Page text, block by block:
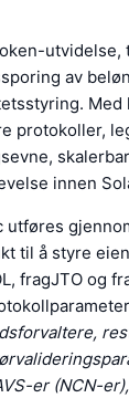
utvidelse,
av
protokoller,
innen
til å styre
fragJTO og
er (NCN-